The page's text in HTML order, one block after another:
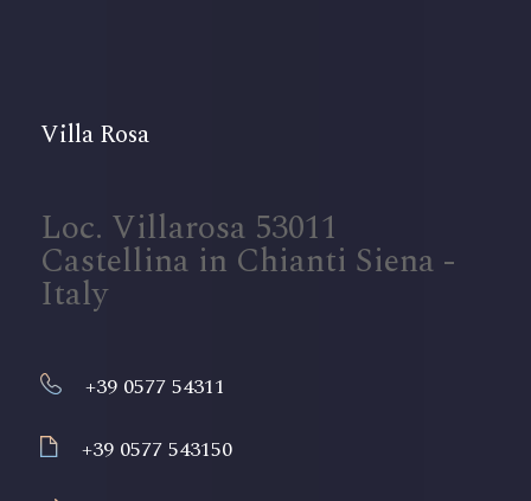
Villa Rosa
Loc. Villarosa 53011
Castellina in Chianti Siena -
Italy
+39 0577 54311
+39 0577 543150